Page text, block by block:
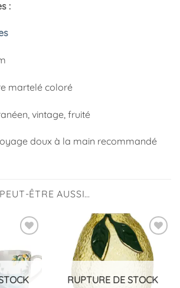
:
martelé coloré
vintage, fruité
doux à la main recommandé
ÊTRE AUSSI…
à la
liste
d’envies
Ajouter
à la
liste
RUPTURE DE STOCK